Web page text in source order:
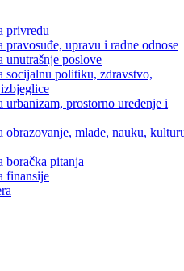
privredu
upravu i radne odnose
unutrašnje poslove
socijalnu politiku, zdravstvo,
prostorno uređenje i
obrazovanje, mlade, nauku,
pitanja